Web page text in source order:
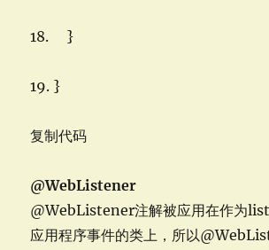
18. }
19. }
复制代码
@WebListener
@WebListener注解被应用在作为
应用程序事件的类上，所以